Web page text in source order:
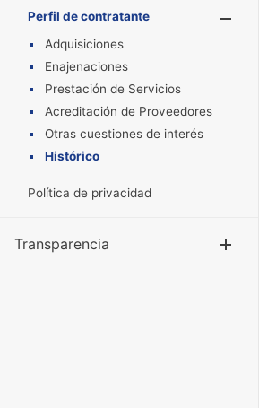
Perfil de contratante
Adquisiciones
Enajenaciones
Prestación de Servicios
Acreditación de Proveedores
Otras cuestiones de interés
Histórico
Política de privacidad
Transparencia